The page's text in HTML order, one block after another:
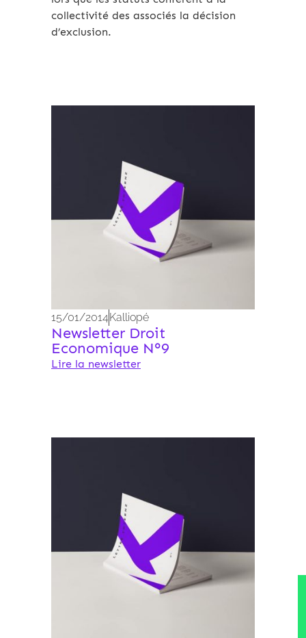
collectivité des associés la décision
d’exclusion.
15/01/2014Kalliopé
Newsletter Droit
Economique N°9
Lire la newsletter